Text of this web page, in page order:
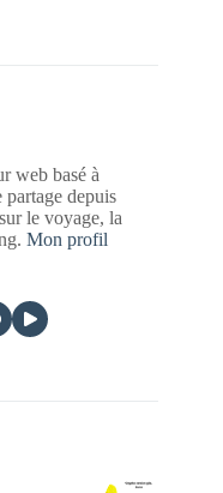
web basé à
depuis
le voyage, la
Mon profil